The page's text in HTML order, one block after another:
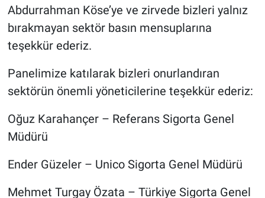
Abdurrahman Köse’ye ve zirvede bizleri yalnız
bırakmayan sektör basın mensuplarına
teşekkür ederiz.
Panelimize katılarak bizleri onurlandıran
sektörün önemli yöneticilerine teşekkür ederiz:
Oğuz Karahançer – Referans Sigorta Genel
Müdürü
Ender Güzeler – Unico Sigorta Genel Müdürü
Mehmet Turgay Özata – Türkiye Sigorta Genel